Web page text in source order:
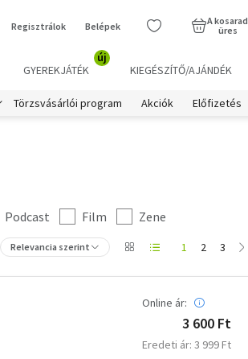
Regisztrálok Belépek
A kosarad
üres
GYEREKJÁTÉK
új
KIEGÉSZÍTŐ/AJÁNDÉK
Törzsvásárlói program Akciók Előfizetés
Podcast Film
Zene
Relevancia szerint 1 2 3
Online ár:
3 600 Ft
Eredeti ár: 3 999 Ft